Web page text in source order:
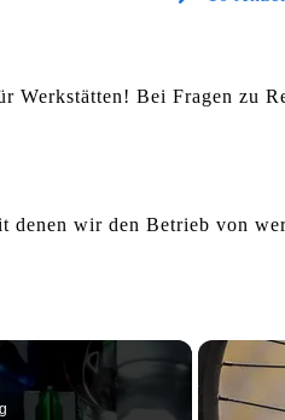
Bei Fragen zu
wir den Betrieb von